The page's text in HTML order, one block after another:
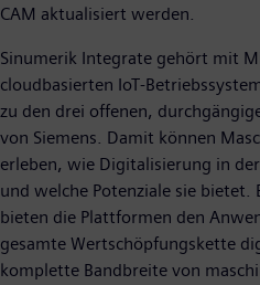
CAM aktualisiert werden.
Sinumerik Integrate gehört mit
cloudbasierten IoT-
zu den drei offenen,
von Siemens. Damit können
erleben, wie Digitalisierung in
und welche Potenziale sie
bieten die Plattformen den
gesamte Wertschöpfungskette
komplette Bandbreite von